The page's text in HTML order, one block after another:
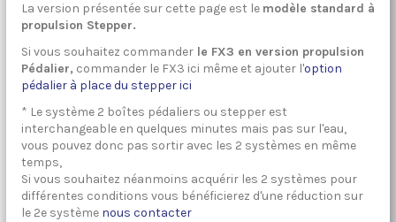
La version présentée sur cette page est le modèle standard à
propulsion Stepper.
Si vous souhaitez commanderle FX3 en version propulsion
Pédalier, commander le FX3 ici même et ajouter l'option
pédalier à place du stepper ici
* Le système 2 boîtes pédaliers ou stepper est
interchangeable en quelques minutes mais pas sur l'eau,
vous pouvez donc pas sortir avec les 2 systèmes en même
temps,
Si vous souhaitez néanmoins acquérir les 2 systèmes pour
différentes conditions vous bénéficierez d'une réduction sur
le 2e système nous contacter